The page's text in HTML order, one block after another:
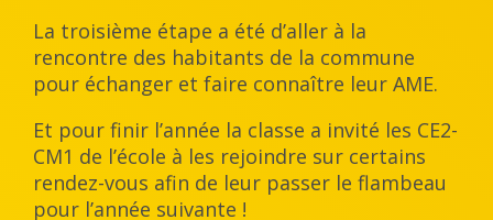
La troisième étape a été d’aller à la
rencontre des habitants de la commune
pour échanger et faire connaître leur AME.
Et pour finir l’année la classe a invité les CE2-
CM1 de l’école à les rejoindre sur certains
rendez-vous afin de leur passer le flambeau
pour l’année suivante !